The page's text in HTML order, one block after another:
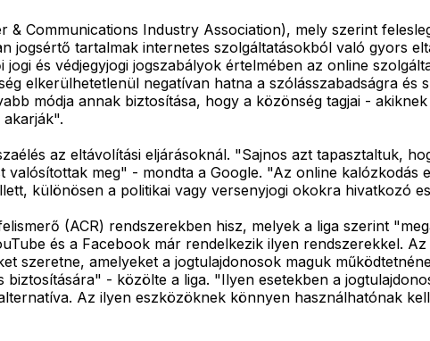
& Communications Industry Association), mely szerint
jogsértő tartalmak internetes szolgáltatásokból való gyors
és védjegyjogi jogszabályok értelmében az online
elkerülhetetlenül negatívan hatna a szólásszabadságra és
módja annak biztosítása, hogy a közönség tagjai -
az eltávolítási eljárásoknál. "Sajnos azt tapasztaltuk,
meg" - mondta a Google. "Az online kalózkodás
különösen a politikai vagy versenyjogi okokra hivatkozó
(ACR) rendszerekben hisz, melyek a liga szerint
és a Facebook már rendelkezik ilyen rendszerekkel.
szeretne, amelyeket a jogtulajdonosok maguk
- közölte a liga. "Ilyen esetekben a
Az ilyen eszközöknek könnyen használhatónak